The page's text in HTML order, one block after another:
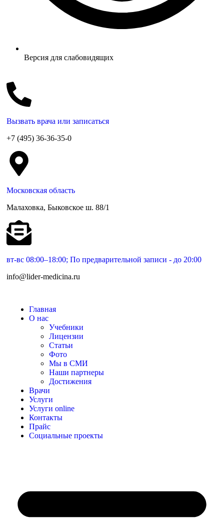
Версия для слабовидящих
Вызвать врача или записаться
+7 (495) 36-36-35-0
Московская область
Малаховка, Быковское ш. 88/1
вт-вс 08:00–18:00; По предварительной записи - до 20:00
info@lider-medicina.ru
Главная
О нас
Учебники
Лицензии
Статьи
Фото
Мы в СМИ
Наши партнеры
Достижения
Врачи
Услуги
Услуги online
Контакты
Прайс
Социальные проекты